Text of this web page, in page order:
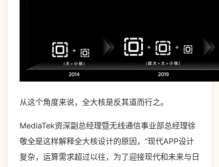
从这个角度来说，全大核是反其道而行之。
MediaTek资深副总经理暨无线通信事业部总经理徐
敬全是这样解释全大核设计的原因，“现代APP设计
复杂，运算需求超过以往，为了迎接现代和未来与日